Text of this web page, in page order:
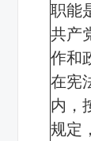
职能
共产
作和
在宪
内，
规定